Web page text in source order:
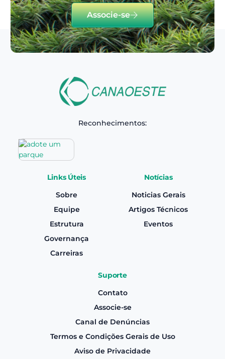
Associe-se
Reconhecimentos:
Links Úteis
Sobre
Equipe
Estrutura
Governança
Carreiras
Notícias
Noticias Gerais
Artigos Técnicos
Eventos
Suporte
Contato
Associe-se
Canal de Denúncias
Termos e Condições Gerais de Uso
Aviso de Privacidade